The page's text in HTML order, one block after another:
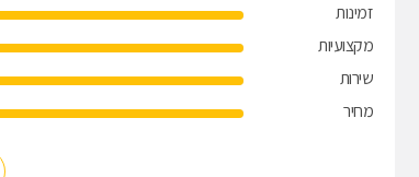
זמינות
מקצועיות
שירות
מחיר